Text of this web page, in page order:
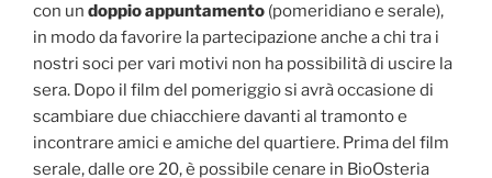
con un doppio appuntamento (pomeridiano e serale),
in modo da favorire la partecipazione anche a chi tra i
nostri soci per vari motivi non ha possibilità di uscire la
sera. Dopo il film del pomeriggio si avrà occasione di
scambiare due chiacchiere davanti al tramonto e
incontrare amici e amiche del quartiere. Prima del film
serale, dalle ore 20, è possibile cenare in BioOsteria